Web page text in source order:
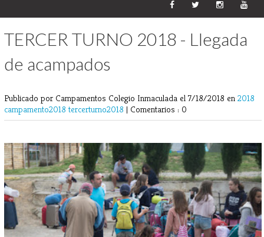
TERCER TURNO 2018 - Llegada
de acampados
Publicado por Campamentos Colegio Inmaculada el 7/18/2018 en 2018
campamento2018tercerturno2018 | Comentarios : 0